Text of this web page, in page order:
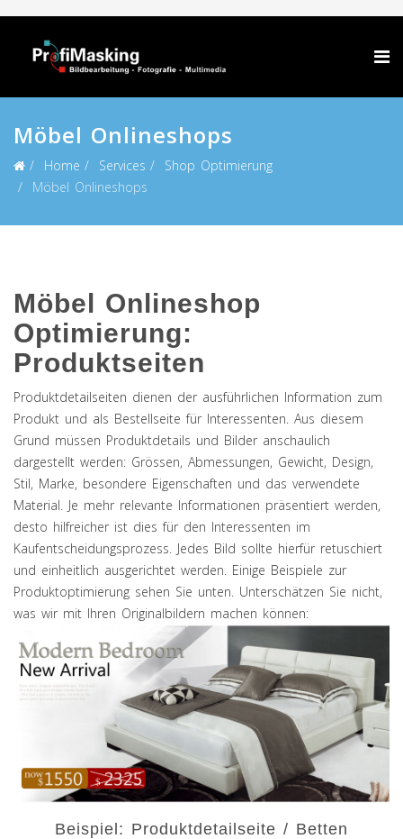
Möbel Onlineshops
Home Services
Shop Optimierung
Möbel Onlineshops
Möbel Onlineshop
Optimierung:
Produktseiten
Produktdetailseiten dienen der ausführlichen Information zum
Produkt und als Bestellseite für Interessenten. Aus diesem
Grund müssen Produktdetails und Bilder anschaulich
dargestellt werden: Grössen, Abmessungen, Gewicht, Design,
Stil, Marke, besondere Eigenschaften und das verwendete
Material. Je mehr relevante Informationen präsentiert werden,
desto hilfreicher ist dies für den Interessenten im
Kaufentscheidungsprozess. Jedes Bild sollte hierfür retuschiert
und einheitlich ausgerichtet werden. Einige Beispiele zur
Produktoptimierung sehen Sie unten. Unterschätzen Sie nicht,
was wir mit Ihren Originalbildern machen können:
Beispiel: Produktdetailseite / Betten